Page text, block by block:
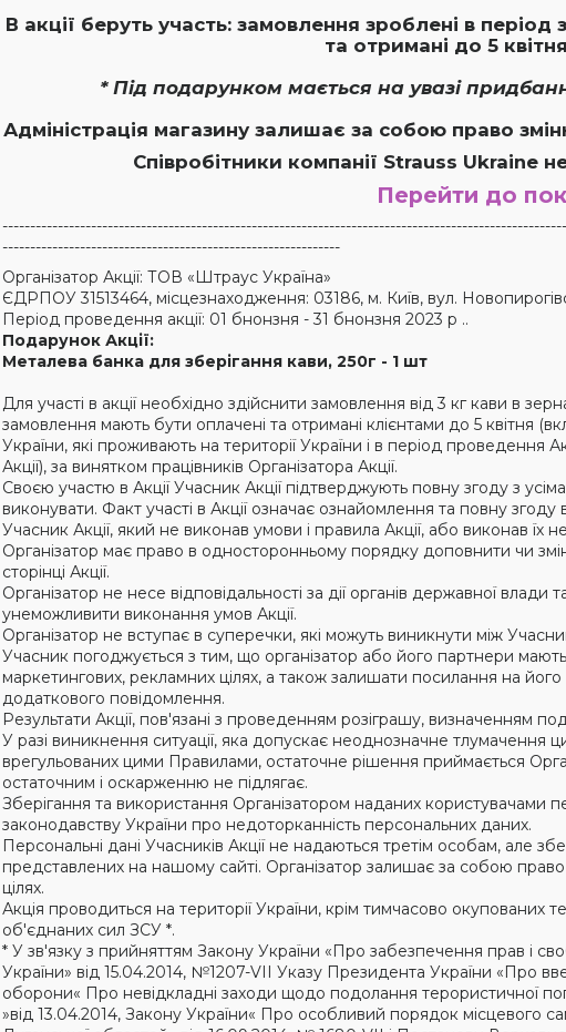
В акції беруть участь: замовлення зроблені в
та отримані до 5
* Під подарунком мається на увазі
Адміністрація магазину залишає за собою право
Співробітники компанії Strauss Ukraine
Перейти до
-------------------------------------------------------------
Організатор Акції: ТОВ «Штраус Україна»
ЄДРПОУ 31513464, місцезнаходження: 03186, м. Київ, вул.
Період проведення акції: 01 бнонзня - 31 бнонзня 2023 р ..
Подарунок Акції:
Металева банка для зберігання кави, 250г - 1 шт
Для участі в акції необхідно здійснити замовлення від 3 кг кави в
замовлення мають бути оплачені та отримані клієнтами до 5 квітня
України, які проживають на території України і в період проведення
Акції), за винятком працівників Організатора Акції.
Своєю участю в Акції Учасник Акції підтверджують повну згоду з
виконувати. Факт участі в Акції означає ознайомлення та повну згоду
Учасник Акції, який не виконав умови і правила Акції, або виконав їх
Організатор має право в односторонньому порядку доповнити чи
сторінці Акції.
Організатор не несе відповідальності за дії органів державної влади
унеможливити виконання умов Акції.
Організатор не вступає в суперечки, які можуть виникнути між
Учасник погоджується з тим, що організатор або його партнери
маркетингових, рекламних цілях, а також залишати посилання на
додаткового повідомлення.
Результати Акції, пов'язані з проведенням розіграшу, визначенням
У разі виникнення ситуації, яка допускає неоднозначне тлумачення
врегульованих цими Правилами, остаточне рішення приймається
остаточним і оскарженню не підлягає.
Зберігання та використання Організатором наданих користувачами
законодавству України про недоторканність персональних даних.
Персональні дані Учасників Акції не надаються третім особам, але
представлених на нашому сайті. Організатор залишає за собою
цілях.
Акція проводиться на території України, крім тимчасово окупованих
об'єднаних сил ЗСУ *.
* У зв'язку з прийняттям Закону України «Про забезпечення прав і
України» від 15.04.2014, №1207-VII Указу Президента України «Про
оборони« Про невідкладні заходи щодо подолання терористичної
»від 13.04.2014, Закону України« Про особливий порядок місцевого